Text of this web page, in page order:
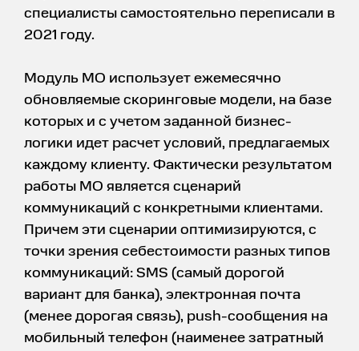
специалисты самостоятельно переписали в
2021 году.
Модуль МО использует ежемесячно
обновляемые скоринговые модели, на базе
которых и с учетом заданной бизнес-
логики идет расчет условий, предлагаемых
каждому клиенту. Фактически результатом
работы МО является сценарий
коммуникаций с конкретными клиентами.
Причем эти сценарии оптимизируются, с
точки зрения себестоимости разных типов
коммуникаций: SMS (самый дорогой
вариант для банка), электронная почта
(менее дорогая связь), push-сообщения на
мобильный телефон (наименее затратный